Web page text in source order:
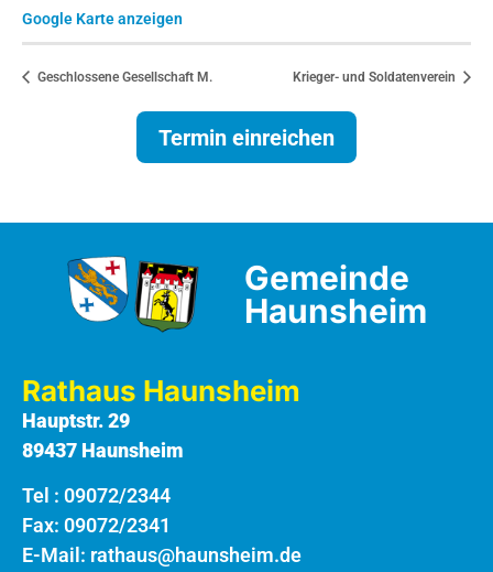
Google Karte anzeigen
Geschlossene Gesellschaft M. Krieger- und Soldatenverein
Termin einreichen
Gemeinde
Haunsheim
Rathaus Haunsheim
Hauptstr. 29
89437 Haunsheim
Tel : 09072/2344
Fax: 09072/2341
E-Mail: rathaus@haunsheim.de